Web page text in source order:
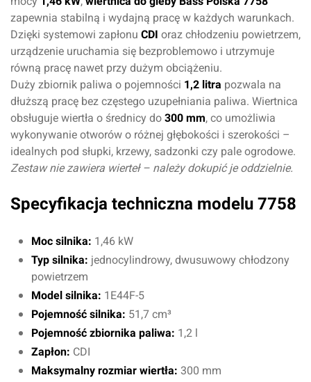
zapewnia stabilną i wydajną pracę w każdych warunkach.
Dzięki systemowi zapłonu CDI oraz chłodzeniu powietrzem,
urządzenie uruchamia się bezproblemowo i utrzymuje
równą pracę nawet przy dużym obciążeniu.
Duży zbiornik paliwa o pojemności 1,2 litra pozwala na
dłuższą pracę bez częstego uzupełniania paliwa. Wiertnica
obsługuje wiertła o średnicy do 300 mm, co umożliwia
wykonywanie otworów o różnej głębokości i szerokości –
idealnych pod słupki, krzewy, sadzonki czy pale ogrodowe.
Zestaw nie zawiera wierteł – należy dokupić je oddzielnie.
Specyfikacja techniczna modelu 7758
Moc silnika: 1,46 kW
Typ silnika: jednocylindrowy, dwusuwowy chłodzony
powietrzem
Model silnika: 1E44F-5
Pojemność silnika: 51,7 cm³
Pojemność zbiornika paliwa: 1,2 l
Zapłon: CDI
Maksymalny rozmiar wiertła: 300 mm